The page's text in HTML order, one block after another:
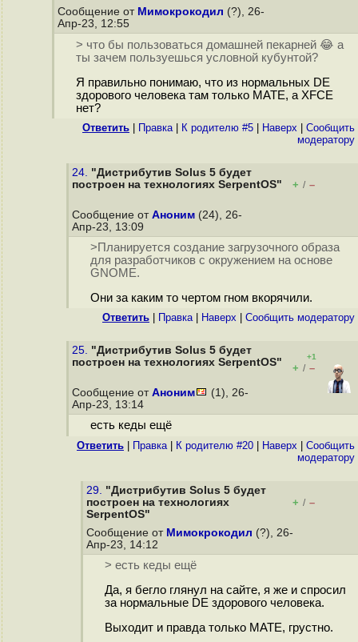
Сообщение от Мимокрокодил (?), 26-
Апр-23, 12:55
> что бы пользоваться домашней пекарней 😂 а
ты зачем пользуешься условной кубунтой?
Я правильно понимаю, что из нормальных DE
здорового человека там только MATE, а XFCE
нет?
Ответить Правка| К родителю #5 Наверх
Cообщить
модератору
24. "Дистрибутив Solus 5 будет
построен на технологиях SerpentOS"
+ / –
Сообщение от Аноним (24), 26-
Апр-23, 13:09
>Планируется создание загрузочного образа
для разработчиков с окружением на основе
GNOME.
Они за каким то чертом гном вкорячили.
Ответить Правка| Наверх Cообщить модератору
25. "Дистрибутив Solus 5 будет
построен на технологиях SerpentOS"
+1
+ / –
Сообщение от Аноним
(1), 26-
Апр-23, 13:14
есть кеды ещё
Ответить Правка| К родителю #20 Наверх
Cообщить
модератору
29. "Дистрибутив Solus 5 будет
построен на технологиях
SerpentOS"
+ / –
Сообщение от Мимокрокодил (?), 26-
Апр-23, 14:12
> есть кеды ещё
Да, я бегло глянул на сайте, я же и спросил
за нормальные DE здорового человека.
Выходит и правда только MATE, грустно.